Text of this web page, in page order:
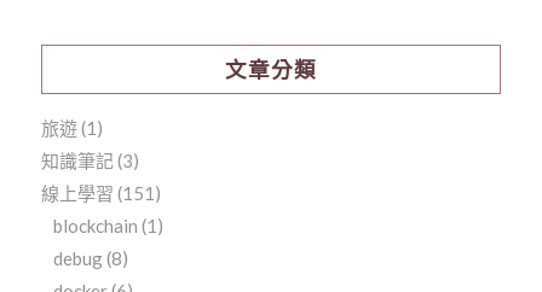
文章分類
旅遊(1)
知識筆記 (3)
線上學習 (151)
blockchain (1)
debug(8)